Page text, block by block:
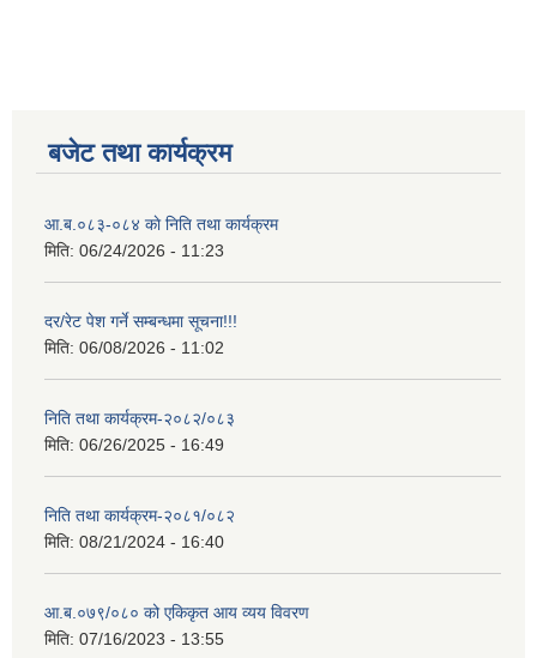
बजेट तथा कार्यक्रम
आ.ब.०८३-०८४ काे निति तथा कार्यक्रम
मिति: 06/24/2026 - 11:23
दर/रेट पेश गर्ने सम्बन्धमा सूचना!!!
मिति: 06/08/2026 - 11:02
निति तथा कार्यक्रम-२०८२/०८३
मिति: 06/26/2025 - 16:49
निति तथा कार्यक्रम-२०८१/०८२
मिति: 08/21/2024 - 16:40
आ.ब.०७९/०८० को एकिकृत आय व्यय विवरण
मिति: 07/16/2023 - 13:55